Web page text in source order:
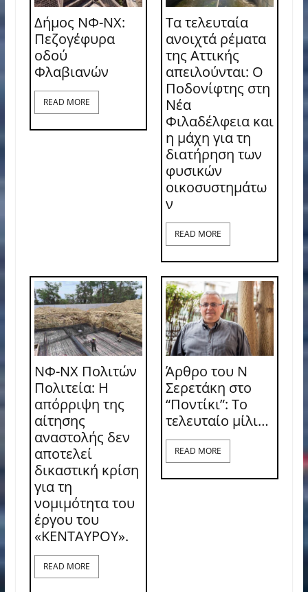
Δήμος ΝΦ-ΝΧ:
Πεζογέφυρα
οδού
Φλαβιανών
READ MORE
Τα τελευταία
ανοιχτά ρέματα
της Αττικής
απειλούνται: Ο
Ποδονίφτης στη
Νέα
Φιλαδέλφεια και
η μάχη για τη
διατήρηση των
φυσικών
οικοσυστημάτω
ν
READ MORE
ΝΦ-ΝΧ Πολιτών
Πολιτεία: Η
απόρριψη της
αίτησης
αναστολής δεν
αποτελεί
δικαστική κρίση
για τη
νομιμότητα του
έργου του
«ΚΕΝΤΑΥΡΟΥ».
READ MORE
Άρθρο του Ν
Σερετάκη στο
“Ποντίκι”: Το
τελευταίο μίλι…
READ MORE